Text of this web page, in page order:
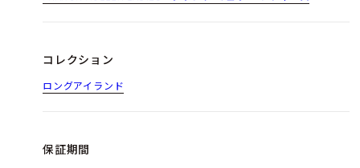
コレクション
ロングアイランド
保証期間